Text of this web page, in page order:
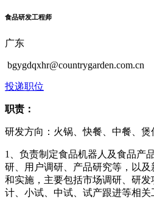
食品研发工程师
广东
bgygdqxhr@countrygarden.com.cn
投递职位
职责：
研发方向：火锅、快餐、中餐、
1、负责制定食品机器人及食品产
研、用户调研、产品研究等，以
和实施，主要包括市场调研、研
计、小试、中试、试产跟进等相关